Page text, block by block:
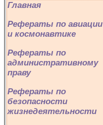
Главная
Рефераты по авиации
и космонавтике
Рефераты по
административному
праву
Рефераты по
безопасности
жизнедеятельности